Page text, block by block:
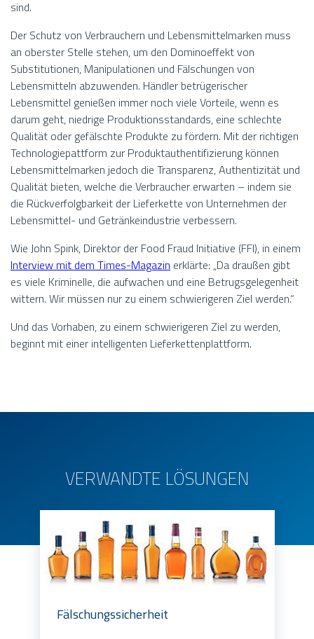
sind.
Der Schutz von Verbrauchern und Lebensmittelmarken muss
an oberster Stelle stehen, um den Dominoeffekt von
Substitutionen, Manipulationen und Fälschungen von
Lebensmitteln abzuwenden. Händler betrügerischer
Lebensmittel genießen immer noch viele Vorteile, wenn es
darum geht, niedrige Produktionsstandards, eine schlechte
Qualität oder gefälschte Produkte zu fördern. Mit der richtigen
Technologiepattform zur Produktauthentifizierung können
Lebensmittelmarken jedoch die Transparenz, Authentizität und
Qualität bieten, welche die Verbraucher erwarten – indem sie
die Rückverfolgbarkeit der Lieferkette von Unternehmen der
Lebensmittel- und Getränkeindustrie verbessern.
Wie John Spink, Direktor der Food Fraud Initiative (FFI), in einem
Interview mit dem Times-Magazin erklärte: „Da draußen gibt
es viele Kriminelle, die aufwachen und eine Betrugsgelegenheit
wittern. Wir müssen nur zu einem schwierigeren Ziel werden.“
Und das Vorhaben, zu einem schwierigeren Ziel zu werden,
beginnt mit einer intelligenten Lieferkettenplattform.
VERWANDTE LÖSUNGEN
Fälschungssicherheit